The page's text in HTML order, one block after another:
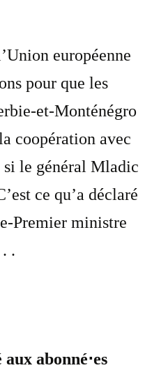
européenne
pour que les
et-Monténégro
coopération avec
si le général Mladic
ce qu’a déclaré
Premier ministre
.
abonné⋅es